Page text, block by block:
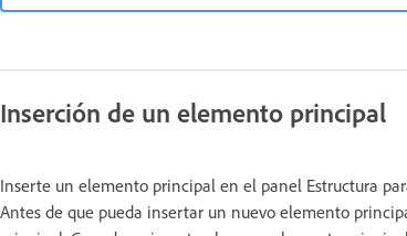
Inserción de un elemento principal
Inserte un elemento principal en el panel Estructura
Antes de que pueda insertar un nuevo elemento